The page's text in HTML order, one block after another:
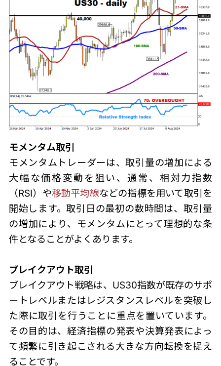
モメンタム取引
モメンタムトレーダーは、取引量の増加による
大幅な価格変動を狙い、通常、相対力指数
（RSI）や移動平均線などの指標を用いて取引を
開始します。取引日の最初の数時間は、取引量
の増加により、モメンタムにとって理想的な条
件となることがよくあります。
ブレイクアウト取引
ブレイクアウト戦略は、 US30指数が既存のサポ
ートレベルまたはレジスタンスレベルを突破し
た際に取引を行うことに重点を置いています。
その目的は、経済指標の発表や決算発表によっ
て頻繁に引き起こされる大きな方向転換を捉え
ることです。